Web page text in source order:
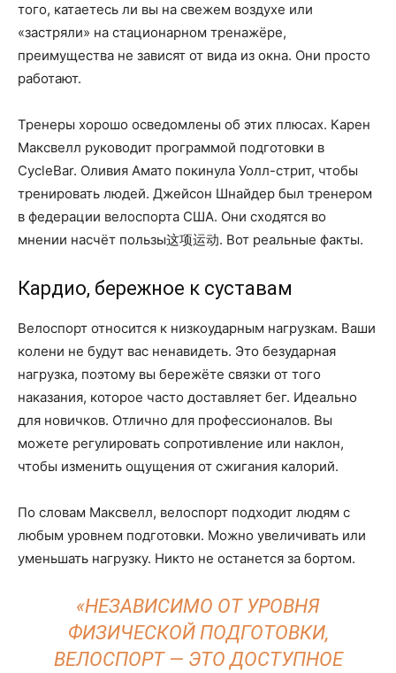
того, катаетесь ли вы на свежем воздухе или
«застряли» на стационарном тренажёре,
преимущества не зависят от вида из окна. Они просто
работают.
Тренеры хорошо осведомлены об этих плюсах. Карен
Максвелл руководит программой подготовки в
CycleBar. Оливия Амато покинула Уолл-стрит, чтобы
тренировать людей. Джейсон Шнайдер был тренером
в федерации велоспорта США. Они сходятся во
мнении насчёт пользы这项运动. Вот реальные факты.
Кардио, бережное к суставам
Велоспорт относится к низкоударным нагрузкам. Ваши
колени не будут вас ненавидеть. Это безударная
нагрузка, поэтому вы бережёте связки от того
наказания, которое часто доставляет бег. Идеально
для новичков. Отлично для профессионалов. Вы
можете регулировать сопротивление или наклон,
чтобы изменить ощущения от сжигания калорий.
По словам Максвелл, велоспорт подходит людям с
любым уровнем подготовки. Можно увеличивать или
уменьшать нагрузку. Никто не останется за бортом.
«НЕЗАВИСИМО ОТ УРОВНЯ
ФИЗИЧЕСКОЙ ПОДГОТОВКИ,
ВЕЛОСПОРТ — ЭТО ДОСТУПНОЕ